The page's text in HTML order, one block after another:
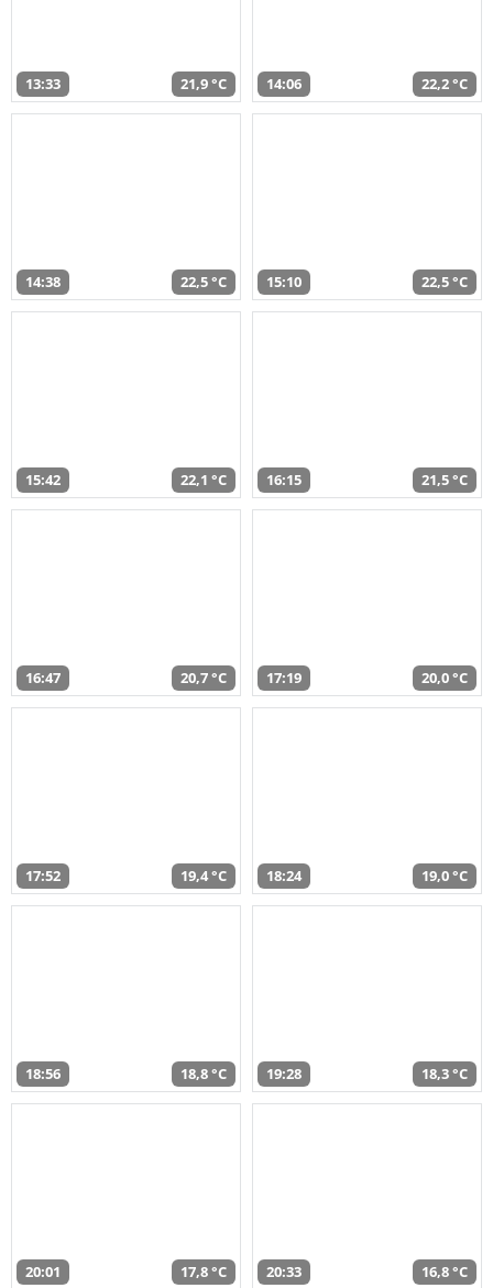
13:33 21,9 °C 14:06 22,2 °C
14:38 22,5 °C 15:10 22,5 °C
15:42 22,1 °C 16:15 21,5 °C
16:47 20,7 °C 17:19 20,0 °C
17:52 19,4 °C 18:24 19,0 °C
18:56 18,8 °C 19:28 18,3 °C
20:01 17,8 °C 20:33 16,8 °C